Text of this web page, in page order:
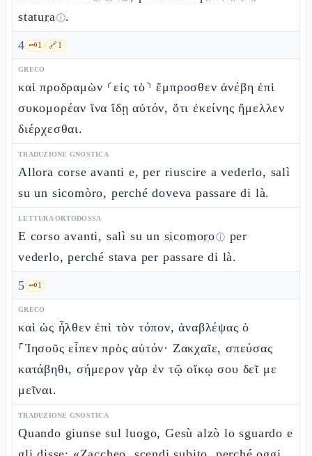
staturaⓘ.
4 🗝️1 🔗1
GRECO
καὶ προδραμὼν ⸂εἰς τὸ⸃ ἔμπροσθεν ἀνέβη ἐπὶ
συκομορέαν ἵνα ἴδῃ αὐτόν, ὅτι ἐκείνης ἤμελλεν
διέρχεσθαι.
TRADUZIONE GNOSTICA
Allora corse avanti e, per riuscire a vederlo, salì
su un sicomòro, perché doveva passare di là.
LETTURA ORTODOSSA
E corso avanti, salì su un sicomoroⓘ per
vederlo, perché stava per passare di là.
5 🗝️1
GRECO
καὶ ὡς ἦλθεν ἐπὶ τὸν τόπον, ἀναβλέψας ὁ
⸀Ἰησοῦς εἶπεν πρὸς αὐτόν· Ζακχαῖε, σπεύσας
κατάβηθι, σήμερον γὰρ ἐν τῷ οἴκῳ σου δεῖ με
μεῖναι.
TRADUZIONE GNOSTICA
Quando giunse sul luogo, Gesù alzò lo sguardo e